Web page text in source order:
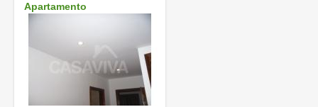
Apartamento